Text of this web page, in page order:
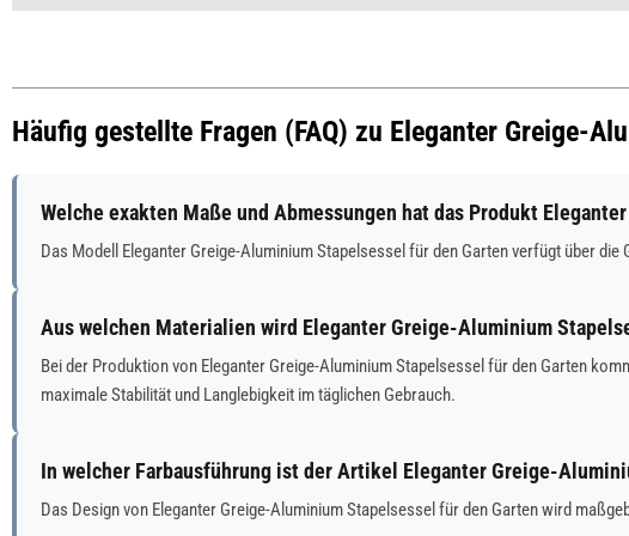
Häufig gestellte Fragen (FAQ) zu Eleganter Greige-
Welche exakten Maße und Abmessungen hat das Produkt
Das Modell Eleganter Greige-Aluminium Stapelsessel für den Garten verfügt über
Aus welchen Materialien wird Eleganter Greige-Aluminium
Bei der Produktion von Eleganter Greige-Aluminium Stapelsessel für den Garten
maximale Stabilität und Langlebigkeit im täglichen Gebrauch.
In welcher Farbausführung ist der Artikel Eleganter Greige-
Das Design von Eleganter Greige-Aluminium Stapelsessel für den Garten wird